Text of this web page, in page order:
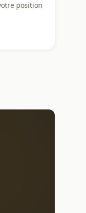
position